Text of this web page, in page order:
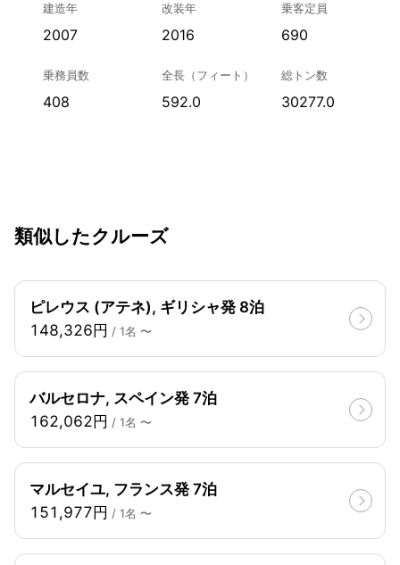
建造年
2007
改装年
2016
乗客定員
690
乗務員数
408
全長（フィート）
592.0
総トン数
30277.0
類似したクルーズ
ピレウス (アテネ), ギリシャ発 8泊
148,326円 / 1名 〜
バルセロナ, スペイン発 7泊
162,062円 / 1名 〜
マルセイユ, フランス発 7泊
151,977円 / 1名 〜